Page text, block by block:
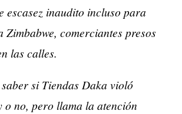
escasez inaudito incluso para
Zimbabwe, comerciantes presos
las calles.
si Tiendas Daka violó
o no, pero llama la atención